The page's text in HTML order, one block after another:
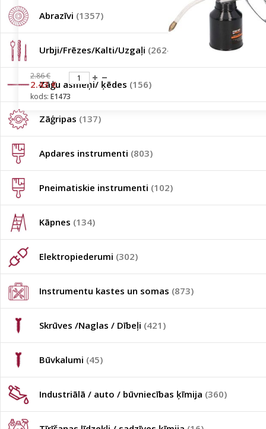
Abrazīvi (1357)
Urbji/Frēzes/Kalti/Uzgaļi (2624)
Zāģu asmeņi/ ķēdes (156)
Zāģripas (137)
Apdares instrumenti (803)
Pneimatiskie instrumenti (102)
Kāpnes (134)
Elektropiederumi (302)
Instrumentu kastes un somas (873)
Skrūves /Naglas / Dībeļi (421)
Būvkalumi (45)
Industriālā / auto / būvniecības ķīmija (360)
2.86 €
2.43 €
kods: E1473